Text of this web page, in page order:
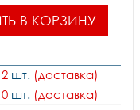
В КОРЗИНУ
2 шт. (доставка)
0 шт. (доставка)